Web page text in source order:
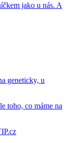
jako u nás. A
geneticky, u
toho, co máme na